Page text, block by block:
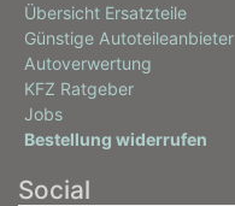
Übersicht Ersatzteile
Günstige Autoteileanbieter
Autoverwertung
KFZ Ratgeber
Jobs
Bestellung widerrufen
Social